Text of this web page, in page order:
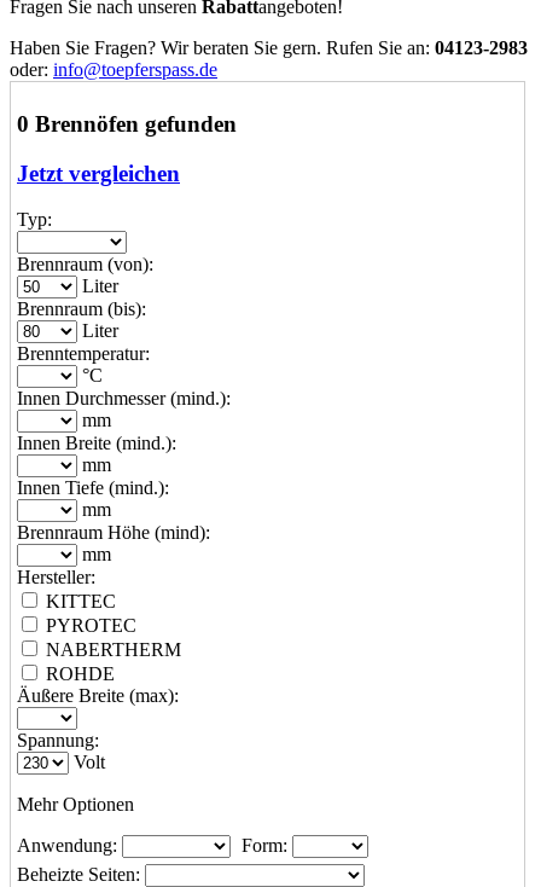
Fragen Sie nach unseren Rabattangeboten!
Haben Sie Fragen? Wir beraten Sie gern. Rufen Sie an: 04123-2983
oder: info@toepferspass.de
0 Brennöfen gefunden
Jetzt vergleichen
Typ:
Brennraum (von):
Liter
Brennraum (bis):
Liter
Brenntemperatur:
°C
Innen Durchmesser (mind.):
mm
Innen Breite (mind.):
mm
Innen Tiefe (mind.):
mm
Brennraum Höhe (mind):
mm
Hersteller:
KITTEC
PYROTEC
NABERTHERM
ROHDE
Äußere Breite (max):
Spannung:
Volt
Mehr Optionen
Anwendung:
Form:
Beheizte Seiten: